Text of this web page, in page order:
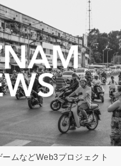
ムなどWeb3プロジェクト